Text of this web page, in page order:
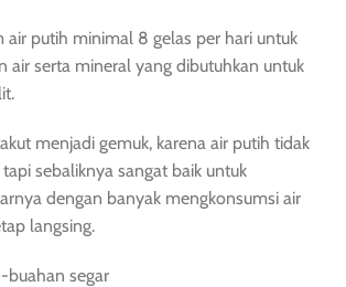
air putih minimal 8 gelas per hari untuk
air serta mineral yang dibutuhkan untuk
menjadi gemuk, karena air putih tidak
sebaliknya sangat baik untuk
dengan banyak mengkonsumsi air
langsing.
buahan segar